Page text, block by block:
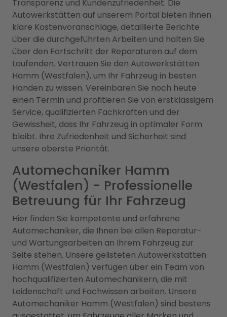
Transparenz und Kundenzufriedenheit. Die
Autowerkstätten auf unserem Portal bieten Ihnen
klare Kostenvoranschläge, detaillierte Berichte
über die durchgeführten Arbeiten und halten Sie
über den Fortschritt der Reparaturen auf dem
Laufenden. Vertrauen Sie den Autowerkstätten
Hamm (Westfalen), um Ihr Fahrzeug in besten
Händen zu wissen. Vereinbaren Sie noch heute
einen Termin und profitieren Sie von erstklassigem
Service, qualifizierten Fachkräften und der
Gewissheit, dass Ihr Fahrzeug in optimaler Form
bleibt. Ihre Zufriedenheit und Sicherheit sind
unsere oberste Priorität.
Automechaniker Hamm
(Westfalen) - Professionelle
Betreuung für Ihr Fahrzeug
Hier finden Sie kompetente und erfahrene
Automechaniker, die Ihnen bei allen Reparatur-
und Wartungsarbeiten an Ihrem Fahrzeug zur
Seite stehen. Unsere gelisteten Autowerkstätten
Hamm (Westfalen) verfügen über ein Team von
hochqualifizierten Automechanikern, die mit
Leidenschaft und Fachwissen arbeiten. Unsere
Automechaniker Hamm (Westfalen) sind bestens